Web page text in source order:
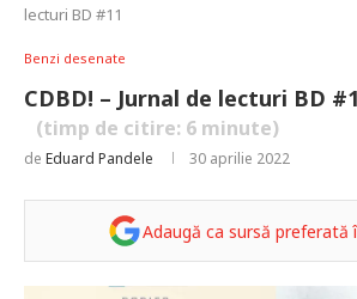
lecturi BD #11
Benzi desenate
CDBD! – Jurnal de lecturi BD
(timp de citire: 6 minute)
de Eduard Pandele 30 aprilie 2022
Adaugă ca sursă preferată